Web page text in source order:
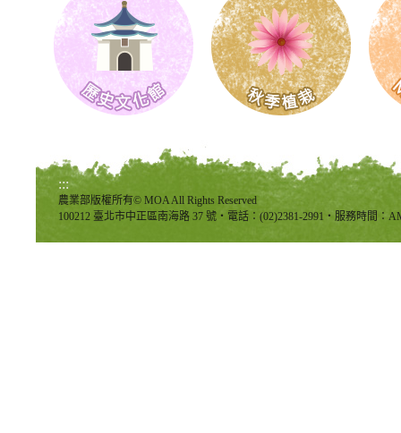
:::
農業部版權所有© MOA All Rights Reserved
100212 臺北市中正區南海路 37 號‧電話：(02)2381-2991‧服務時間：